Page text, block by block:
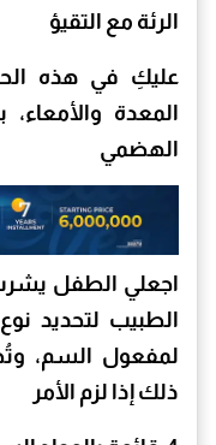
الرئة مع التقيؤ
عليكِ في هذه
المعدة
الهضمي
اجعلي الطفل يشرب
الطبيب لتحديد
لمفعول السم،
ذلك إذا لزم الأمر